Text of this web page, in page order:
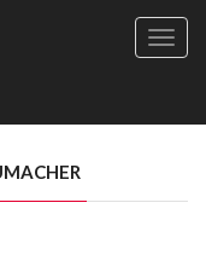
Site
Le